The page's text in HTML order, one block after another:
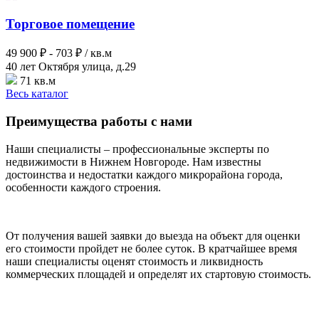
Торговое помещение
49 900 ₽ - 703 ₽ / кв.м
40 лет Октября улица, д.29
71 кв.м
Весь каталог
Преимущества работы с нами
Наши специалисты – профессиональные эксперты по
недвижимости в Нижнем Новгороде. Нам известны
достоинства и недостатки каждого микрорайона города,
особенности каждого строения.
От получения вашей заявки до выезда на объект для оценки
его стоимости пройдет не более суток. В кратчайшее время
наши специалисты оценят стоимость и ликвидность
коммерческих площадей и определят их стартовую стоимость.